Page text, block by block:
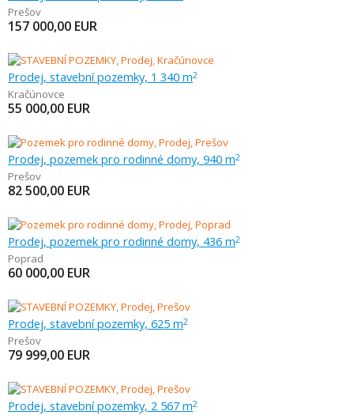
Prešov
157 000,00 EUR
Prodej, stavební pozemky, 1 340 m2
Kračúnovce
55 000,00 EUR
Prodej, pozemek pro rodinné domy, 940 m2
Prešov
82 500,00 EUR
Prodej, pozemek pro rodinné domy, 436 m2
Poprad
60 000,00 EUR
Prodej, stavební pozemky, 625 m2
Prešov
79 999,00 EUR
Prodej, stavební pozemky, 2 567 m2